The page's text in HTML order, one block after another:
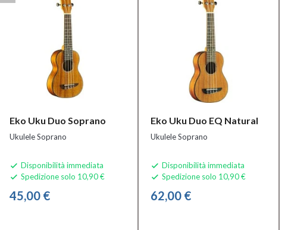
Eko Uku Duo Soprano
Ukulele Soprano
 Disponibilità immediata
 Spedizione solo 10,90 €
45,00 €
Eko Uku Duo EQ Natural
Ukulele Soprano
 Disponibilità immediata
 Spedizione solo 10,90 €
62,00 €